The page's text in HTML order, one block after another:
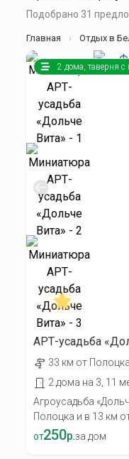
Подобрано 31
Главная Отдых в
2 дома, таверня с
АРТ-усадьба
33 км от
2 дома на 3, 11
Агроусадьба
Полоцка и в 13 км
от250р.за дом